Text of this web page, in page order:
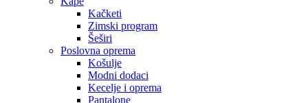
Kačketi
Zimski program
Šeširi
Poslovna oprema
Košulje
Modni dodaci
Kecelje i oprema
Pantalone